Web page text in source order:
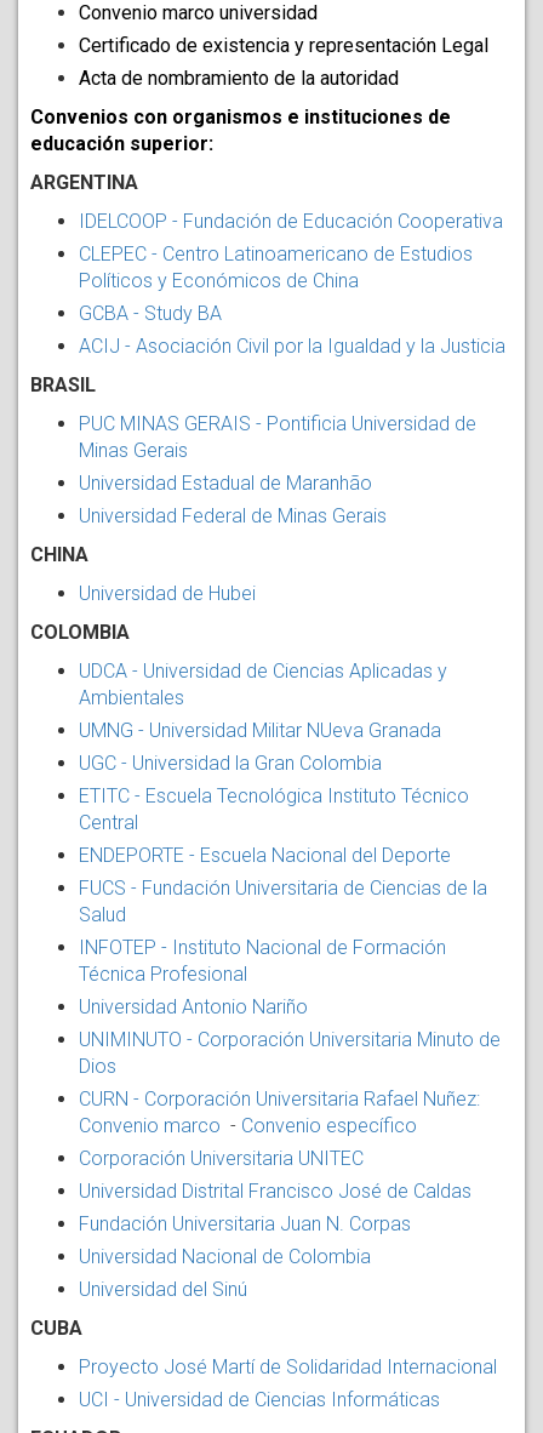
Convenio marco universidad
Certificado de existencia y representación Legal
Acta de nombramiento de la autoridad
Convenios con organismos e instituciones de
educación superior:
ARGENTINA
IDELCOOP - Fundación de Educación Cooperativa
CLEPEC - Centro Latinoamericano de Estudios
Políticos y Económicos de China
GCBA - Study BA
ACIJ - Asociación Civil por la Igualdad y la Justicia
BRASIL
PUC MINAS GERAIS - Pontificia Universidad de
Minas Gerais
Universidad Estadual de Maranhão
Universidad Federal de Minas Gerais
CHINA
Universidad de Hubei
COLOMBIA
UDCA - Universidad de Ciencias Aplicadas y
Ambientales
UMNG - Universidad Militar NUeva Granada
UGC - Universidad la Gran Colombia
ETITC - Escuela Tecnológica Instituto Técnico
Central
ENDEPORTE - Escuela Nacional del Deporte
FUCS - Fundación Universitaria de Ciencias de la
Salud
INFOTEP - Instituto Nacional de Formación
Técnica Profesional
Universidad Antonio Nariño
UNIMINUTO - Corporación Universitaria Minuto de
Dios
CURN - Corporación Universitaria Rafael Nuñez:
Convenio marco - Convenio específico
Corporación Universitaria UNITEC
Universidad Distrital Francisco José de Caldas
Fundación Universitaria Juan N. Corpas
Universidad Nacional de Colombia
Universidad del Sinú
CUBA
Proyecto José Martí de Solidaridad Internacional
UCI - Universidad de Ciencias Informáticas